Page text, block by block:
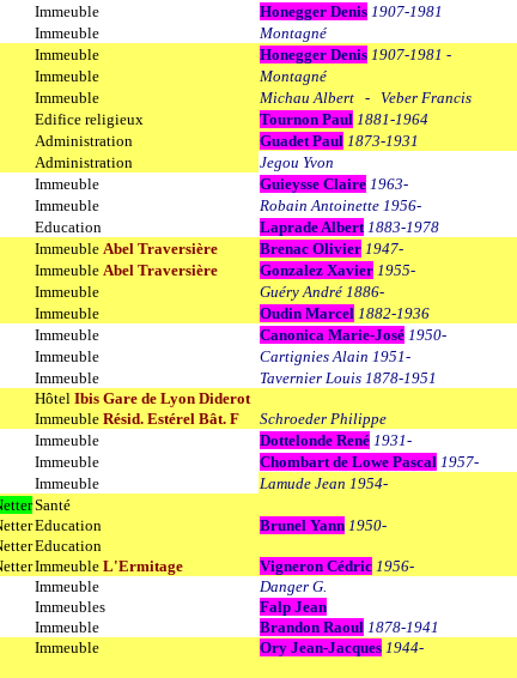
Immeuble Honegger Denis 1907-1981
Immeuble Montagné
Immeuble Honegger Denis 1907-1981 -
Immeuble Montagné
Immeuble Michau Albert - Veber Francis
Edifice religieux Tournon Paul 1881-1964
Administration Guadet Paul 1873-1931
Administration Jegou Yvon
Immeuble Guieysse Claire 1963-
Immeuble Robain Antoinette 1956-
Education Laprade Albert1883-1978
Immeuble Abel Traversière Brenac Olivier 1947-
Immeuble Abel Traversière Gonzalez Xavier 1955-
Immeuble Guéry André 1886-
Immeuble Oudin Marcel 1882-1936
Immeuble Canonica Marie-José 1950-
Immeuble Cartignies Alain 1951-
Immeuble Tavernier Louis 1878-1951
Hôtel Ibis Gare de Lyon Diderot
Immeuble Résid. Estérel Bât. F Schroeder Philippe
Immeuble Dottelonde René 1931-
Immeuble Chombart de Lowe Pascal 1957-
Immeuble Lamude Jean 1954-
Santé
Education Brunel Yann 1950-
Education
Immeuble L'Ermitage Vigneron Cédric 1956-
Immeuble Danger G.
Immeubles Falp Jean
Immeuble Brandon Raoul 1878-1941
Immeuble Ory Jean-Jacques 1944-